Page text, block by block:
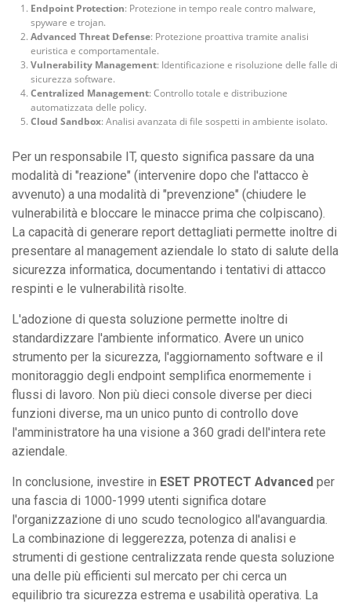
Endpoint Protection: Protezione in tempo reale contro malware,
spyware e trojan.
Advanced Threat Defense: Protezione proattiva tramite analisi
euristica e comportamentale.
Vulnerability Management: Identificazione e risoluzione delle falle di
sicurezza software.
Centralized Management: Controllo totale e distribuzione
automatizzata delle policy.
Cloud Sandbox: Analisi avanzata di file sospetti in ambiente isolato.
Per un responsabile IT, questo significa passare da una
modalità di "reazione" (intervenire dopo che l'attacco è
avvenuto) a una modalità di "prevenzione" (chiudere le
vulnerabilità e bloccare le minacce prima che colpiscano).
La capacità di generare report dettagliati permette inoltre di
presentare al management aziendale lo stato di salute della
sicurezza informatica, documentando i tentativi di attacco
respinti e le vulnerabilità risolte.
L'adozione di questa soluzione permette inoltre di
standardizzare l'ambiente informatico. Avere un unico
strumento per la sicurezza, l'aggiornamento software e il
monitoraggio degli endpoint semplifica enormemente i
flussi di lavoro. Non più dieci console diverse per dieci
funzioni diverse, ma un unico punto di controllo dove
l'amministratore ha una visione a 360 gradi dell'intera rete
aziendale.
In conclusione, investire in ESET PROTECT Advanced per
una fascia di 1000-1999 utenti significa dotare
l'organizzazione di uno scudo tecnologico all'avanguardia.
La combinazione di leggerezza, potenza di analisi e
strumenti di gestione centralizzata rende questa soluzione
una delle più efficienti sul mercato per chi cerca un
equilibrio tra sicurezza estrema e usabilità operativa. La